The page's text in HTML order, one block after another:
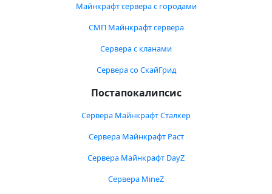
Майнкрафт сервера с городами
СМП Майнкрафт сервера
Сервера с кланами
Сервера со СкайГрид
Постапокалипсис
Сервера Майнкрафт Сталкер
Сервера Майнкрафт Раст
Сервера Майнкрафт DayZ
Сервера MineZ